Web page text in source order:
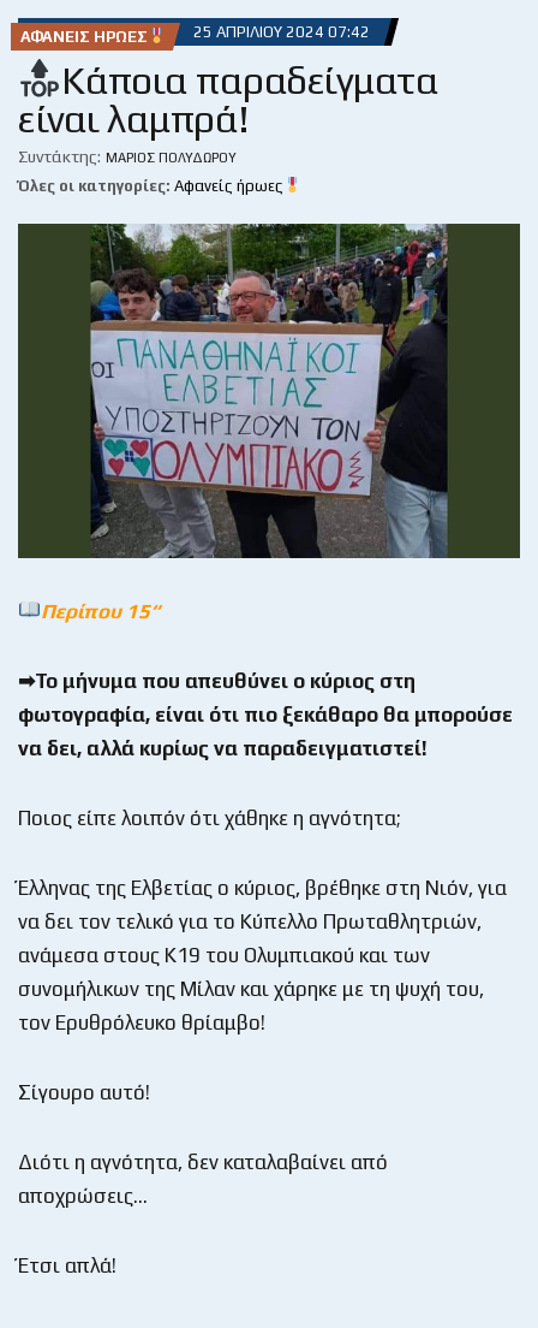
ΑΦΑΝΕΊΣ ΉΡΩΕΣ 25 ΑΠΡΙΛΊΟΥ 2024 07:42
Κάποια παραδείγματα
είναι λαμπρά!
Συντάκτης: ΜΆΡΙΟΣ ΠΟΛΥΔΏΡΟΥ
Όλες οι κατηγορίες: Αφανείς ήρωες
Περίπου 15“
➡Το μήνυμα που απευθύνει ο κύριος στη
φωτογραφία, είναι ότι πιο ξεκάθαρο θα μπορούσε
να δει, αλλά κυρίως να παραδειγματιστεί!
Ποιος είπε λοιπόν ότι χάθηκε η αγνότητα;
Έλληνας της Ελβετίας ο κύριος, βρέθηκε στη Νιόν, για
να δει τον τελικό για το Κύπελλο Πρωταθλητριών,
ανάμεσα στους Κ19 του Ολυμπιακού και των
συνομήλικων της Μίλαν και χάρηκε με τη ψυχή του,
τον Ερυθρόλευκο θρίαμβο!
Σίγουρο αυτό!
Διότι η αγνότητα, δεν καταλαβαίνει από
αποχρώσεις…
Έτσι απλά!